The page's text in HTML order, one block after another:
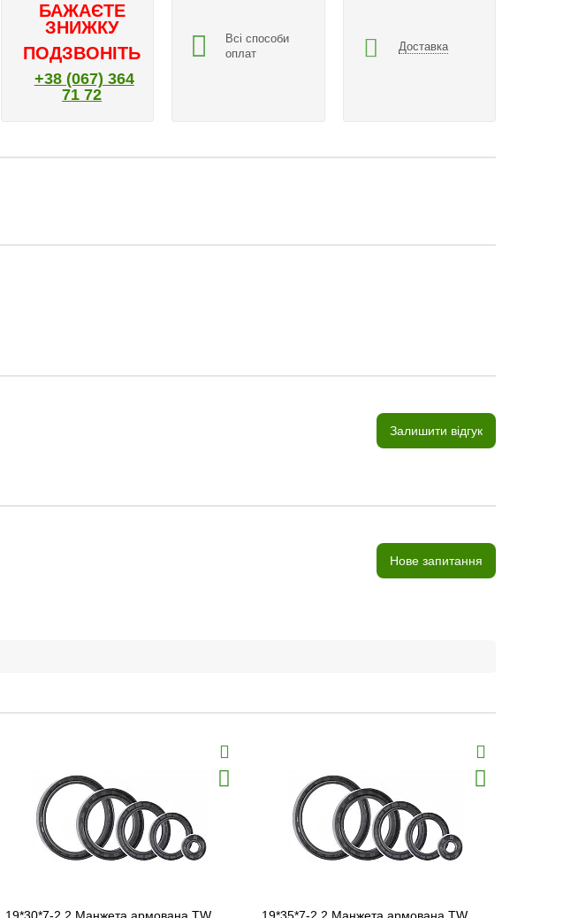
БАЖАЄТЕ
ЗНИЖКУ
ПОДЗВОНІТЬ
+38 (067) 364
71 72
Всі способи
оплат
Доставка
Залишити відгук
Нове запитання